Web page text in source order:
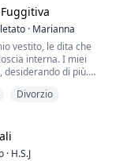
I suoi occhi
che scuoteva la testa,
· Marianna
vestito, le dita che
interna. I miei
desiderando di più.
mi fece
...
Divorzio
· H.S.J